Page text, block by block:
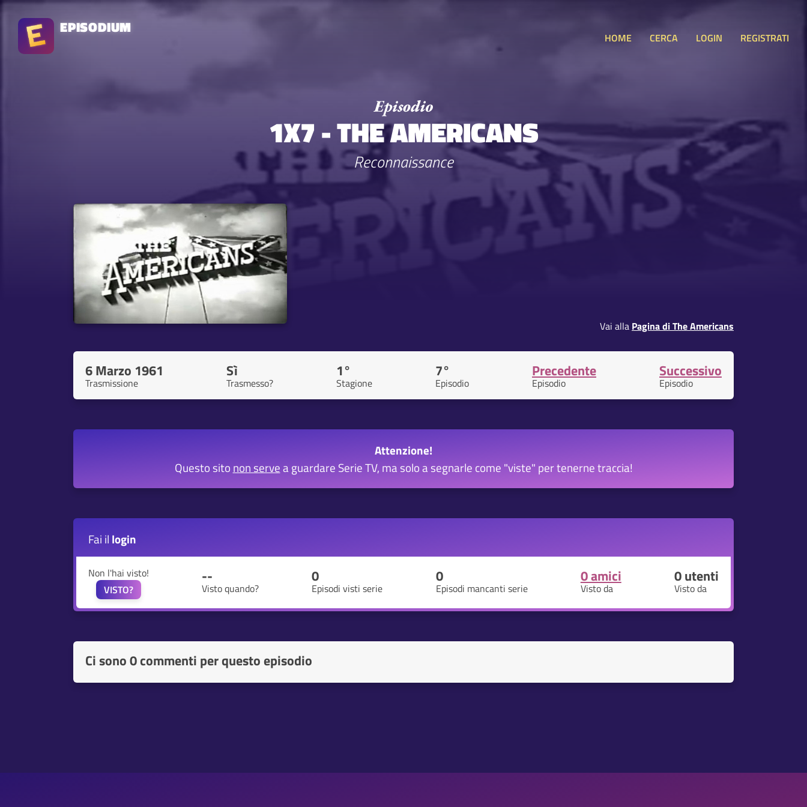
EPISODIUM
HOME CERCA LOGIN REGISTRATI
1X7 - THE AMERICANS
Reconnaissance
Vai alla Pagina di The Americans
6 Marzo 1961
Trasmissione
Sì
Trasmesso?
1°
Stagione
7°
Episodio
Precedente
Episodio
Successivo
Episodio
Attenzione!
Questo sito non servea guardare Serie TV, ma solo a segnarle come "viste" per tenerne traccia!
Fai il login
Non l'hai visto!
VISTO?
--
Visto quando?
0
Episodi visti serie
0
Episodi mancanti serie
0 amici
Visto da
0utenti
Visto da
Ci sono0 commenti per questo episodio